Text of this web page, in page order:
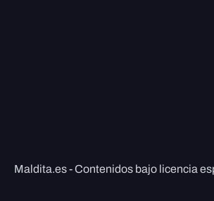
Maldita.es - Contenidos bajo licencia